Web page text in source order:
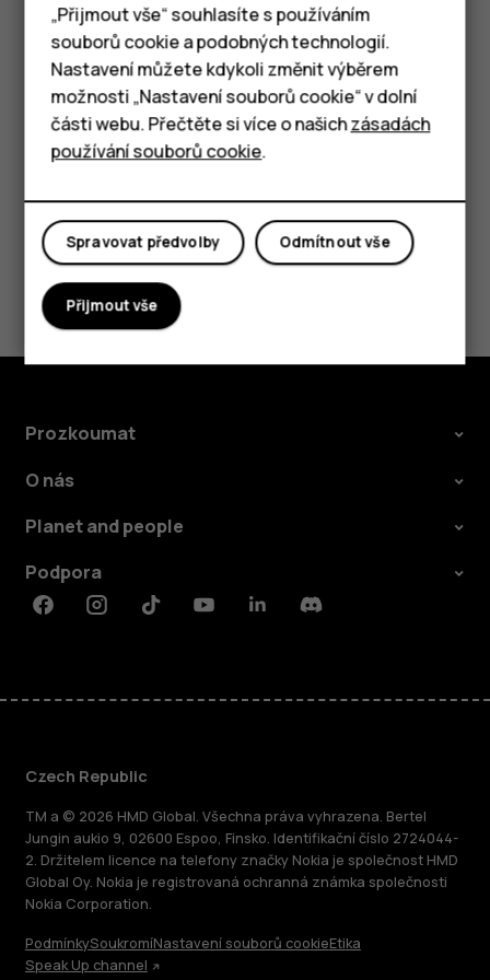
Chytré telefony
Tlačítkové telefony
Tablety
Odstranění události
Klepněte na událost.
Klepněte namore_vert>Odstranit.
Pomohlo vám to?
Ano Ne
Prozkoumat
O nás
Planet and people
Podpora
FacebookInstagramTiktokYoutubeLinkedinDiscord
Czech Republic
TM a © 2026 HMD Global. Všechna práva vyhrazena. Bertel
Jungin aukio 9, 02600 Espoo, Finsko. Identifikační číslo 2724044-
2. Držitelem licence na telefony značky Nokia je společnost HMD
Global Oy. Nokia je registrovaná ochranná známka společnosti
Nokia Corporation.
PodmínkySoukromíNastavení souborů cookieEtika
Speak Up channel
„Přijmout vše“ souhlasíte s používáním
souborů cookie a podobných technologií.
Nastavení můžete kdykoli změnit výběrem
možnosti „Nastavení souborů cookie“ v dolní
části webu. Přečtěte si více o našichzásadách
používání souborů cookie.
Odmítnout vše
Spravovat předvolby
Přijmout vše